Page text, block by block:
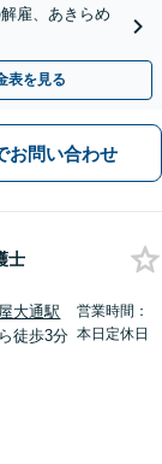
雇、あきらめ
表を見る
お問い合わせ
士
大通駅
徒歩3分
営業時間：
本日定休日